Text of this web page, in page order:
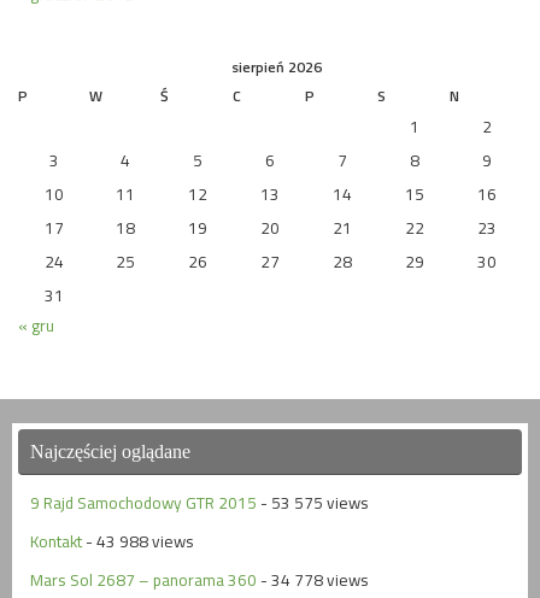
sierpień 2026
P
W Ś C P S N
1
2
3
4 5 6 7 8
9
10
11 12 13 14 15
16
17
18 19 20 21 22
23
24
25 26 27 28 29
30
31
« gru
Najczęściej oglądane
9 Rajd Samochodowy GTR 2015 - 53 575 views
Kontakt - 43 988 views
Mars Sol 2687 – panorama 360 - 34 778 views